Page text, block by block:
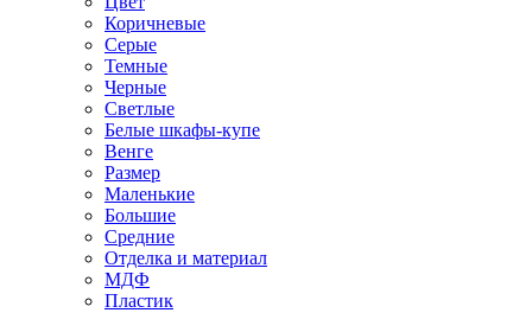
Коричневые
Серые
Темные
Черные
Светлые
Белые шкафы-купе
Венге
Размер
Маленькие
Большие
Средние
Отделка и материал
МДФ
Пластик